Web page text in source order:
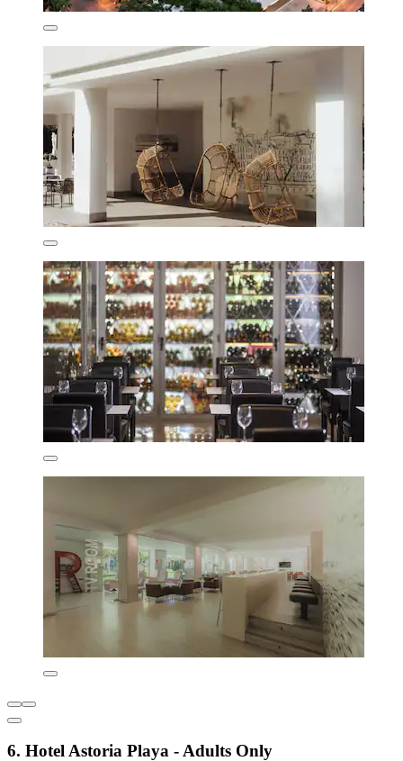
6. Hotel Astoria Playa - Adults Only